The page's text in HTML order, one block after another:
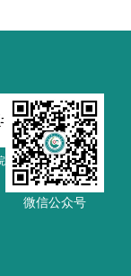
微信公众号